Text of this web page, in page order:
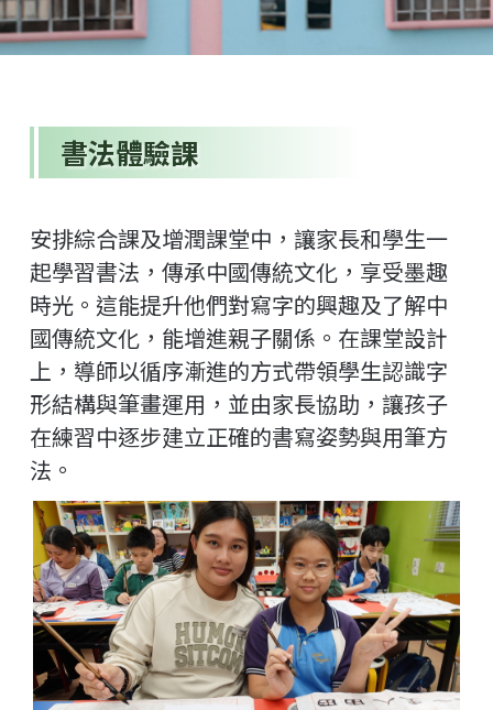
書法體驗課
安排綜合課及增潤課堂中，讓家長和學生一
起學習書法，傳承中國傳統文化，享受墨趣
時光。這能提升他們對寫字的興趣及了解中
國傳統文化，能增進親子關係。在課堂設計
上，導師以循序漸進的方式帶領學生認識字
形結構與筆畫運用，並由家長協助，讓孩子
在練習中逐步建立正確的書寫姿勢與用筆方
法。